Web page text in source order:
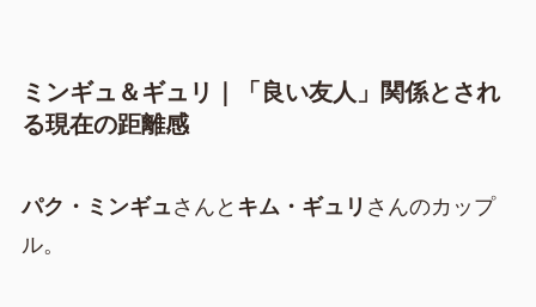
ミンギュ＆ギュリ｜「良い友人」関係とされ
る現在の距離感
パク・ミンギュさんと キム・ギュリ さんのカップ
ル。